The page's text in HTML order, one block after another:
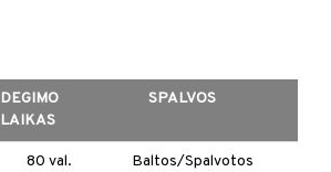
DEGIMO
LAIKAS
SPALVOS
80 val. Baltos/Spalvotos